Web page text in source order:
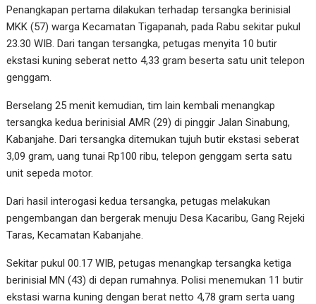
Penangkapan pertama dilakukan terhadap tersangka berinisial
MKK (57) warga Kecamatan Tigapanah, pada Rabu sekitar pukul
23.30 WIB. Dari tangan tersangka, petugas menyita 10 butir
ekstasi kuning seberat netto 4,33 gram beserta satu unit telepon
genggam.
Berselang 25 menit kemudian, tim lain kembali menangkap
tersangka kedua berinisial AMR (29) di pinggir Jalan Sinabung,
Kabanjahe. Dari tersangka ditemukan tujuh butir ekstasi seberat
3,09 gram, uang tunai Rp100 ribu, telepon genggam serta satu
unit sepeda motor.
Dari hasil interogasi kedua tersangka, petugas melakukan
pengembangan dan bergerak menuju Desa Kacaribu, Gang Rejeki
Taras, Kecamatan Kabanjahe.
Sekitar pukul 00.17 WIB, petugas menangkap tersangka ketiga
berinisial MN (43) di depan rumahnya. Polisi menemukan 11 butir
ekstasi warna kuning dengan berat netto 4,78 gram serta uang